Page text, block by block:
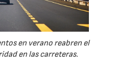
en verano reabren el
en las carreteras.